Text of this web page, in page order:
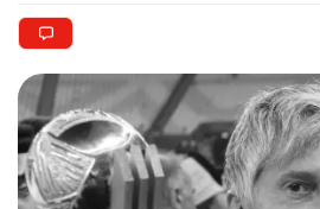
9
🪱 "Мы думаем, что правим
представление о жизни на
2319 0 12
10
🦻 Казахстанцы смогут
аппараты без инвалидности